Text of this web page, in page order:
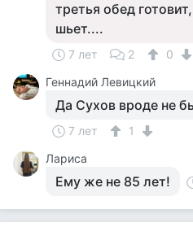
третья обед
шьет....
7 лет 2
0
Геннадий Левицкий
Да Сухов вроде не
7 лет
1
Лариса
Ему же не 85 лет!